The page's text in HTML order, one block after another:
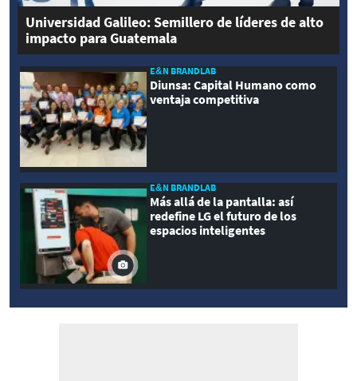
Universidad Galileo: Semillero de líderes de alto
impacto para Guatemala
E&N BRANDLAB
Diunsa: Capital Humano como
ventaja competitiva
E&N BRANDLAB
Más allá de la pantalla: así
redefine LG el futuro de los
espacios inteligentes